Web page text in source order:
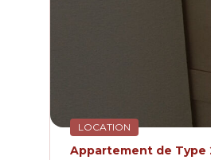
LOCATION
Appartement de Type